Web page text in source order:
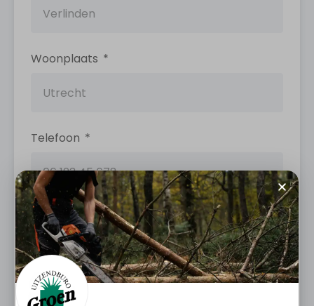
Woonplaats
Telefoon
E-mailadres
Wanneer ben je het beste te bereiken?